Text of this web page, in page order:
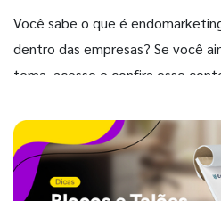
Você sabe o que é
dentro das empresas? Se você
tema, acesse e confira esse